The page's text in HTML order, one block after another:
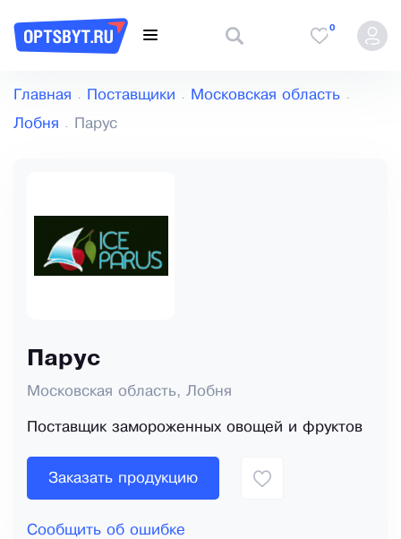
0
Главная Поставщики Московская область
Лобня Парус
Парус
Московская область, Лобня
Поставщик замороженных овощей и фруктов
Заказать продукцию
Сообщить об ошибке